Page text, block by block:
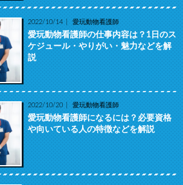
2022/10/14 愛玩動物看護師
愛玩動物看護師の仕事内容は？1日のス
ケジュール・やりがい・魅力などを解
説
2022/10/20 愛玩動物看護師
愛玩動物看護師になるには？必要資格
や向いている人の特徴などを解説